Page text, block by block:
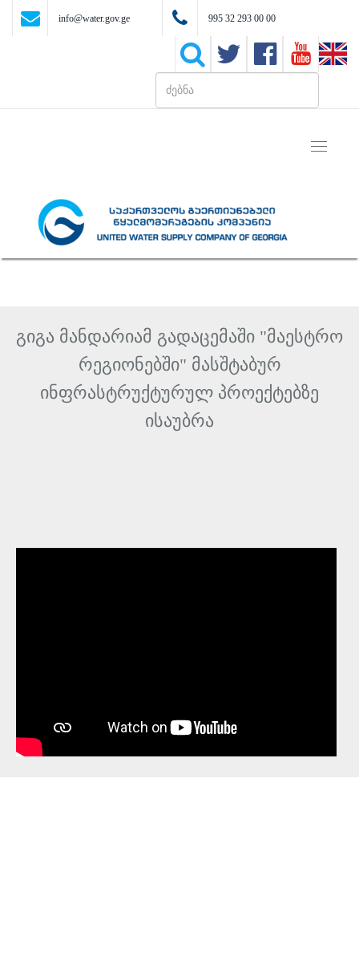
info@water.gov.ge 995 32 293 00 00
Toggle
გიგა მანდარიამ გადაცემაში "მაესტრო
რეგიონებში" მასშტაბურ
ინფრასტრუქტურულ პროექტებზე
ისაუბრა